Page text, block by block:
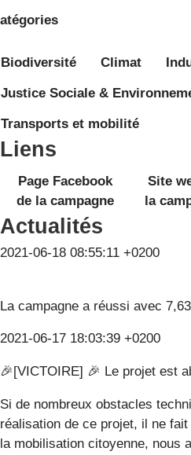
Biodiversité Climat
Justice Sociale &
Transports et mobilité
Liens
Page Facebook
de la campagne
Site
la
Actualités
2021-06-18 08:55:11 +0200
La campagne a réussi avec
2021-06-17 18:03:39 +0200
🎉[VICTOIRE] 🎉 Le projet est
Si de nombreux obstacles
réalisation de ce projet, il ne
la mobilisation citoyenne, nous